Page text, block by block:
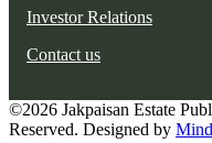
Investor Relations
Contact us
©2026 Jakpaisan Estate
Reserved. Designed by